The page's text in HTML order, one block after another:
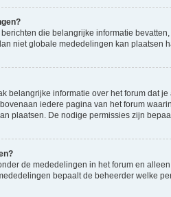
die belangrijke informatie
niet globale mededelingen kan plaatsen
belangrijke informatie over het forum dat
iedere pagina van het forum
plaatsen. De nodige permissies zijn
de mededelingen in het forum en
bepaalt de beheerder welke